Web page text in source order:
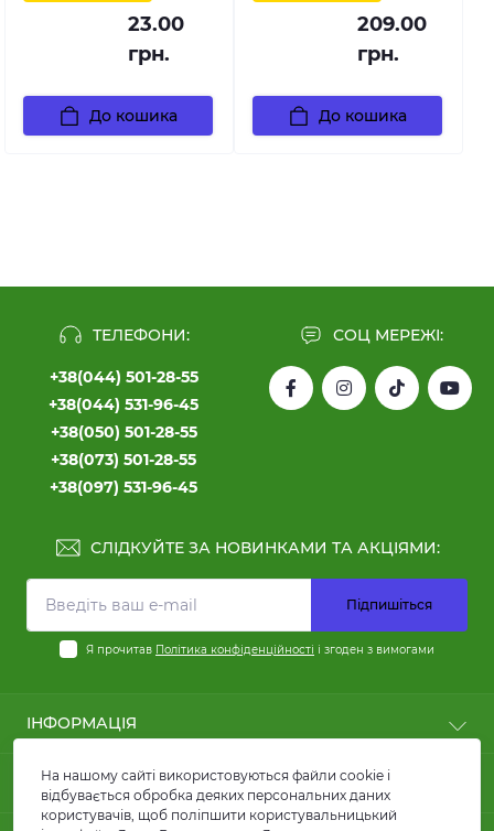
23.00
грн.
До кошика
209.00
грн.
До кошика
ТЕЛЕФОНИ:
+38(044) 501-28-55
+38(044) 531-96-45
+38(050) 501-28-55
+38(073) 501-28-55
+38(097) 531-96-45
СОЦ МЕРЕЖІ:
СЛІДКУЙТЕ ЗА НОВИНКАМИ ТА АКЦІЯМИ:
Підпишіться
Я прочитав Політика конфіденційності і згоден з вимогами
ІНФОРМАЦІЯ
Користні статті
Оплата
Доставка
ПОПУЛЯРНЕ
Кабелі силові
На нашому сайті використовуються файли cookie і
відбувається обробка деяких персональних даних
користувачів, щоб поліпшити користувальницький